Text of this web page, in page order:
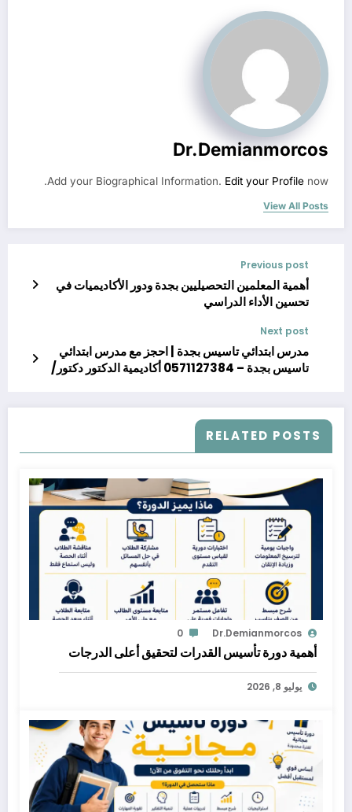
Dr.demianmorcos
Add your Biographical Information. Edit your Profile now.
View All Posts
Previous post
أهمية المعلمين التحصيليين بجدة ودور الأكاديميات في
تحسين الأداء الدراسي
Next post
مدرس ابتدائي تاسيس بجدة | احجز مع مدرس ابتدائي
تاسيس بجدة – 0571127384 أكاديمية الدكتور دكتور/
RELATED POSTS
Dr.demianmorcos
0
أهمية دورة تأسيس القدرات لتحقيق أعلى الدرجات
يوليو 8, 2026